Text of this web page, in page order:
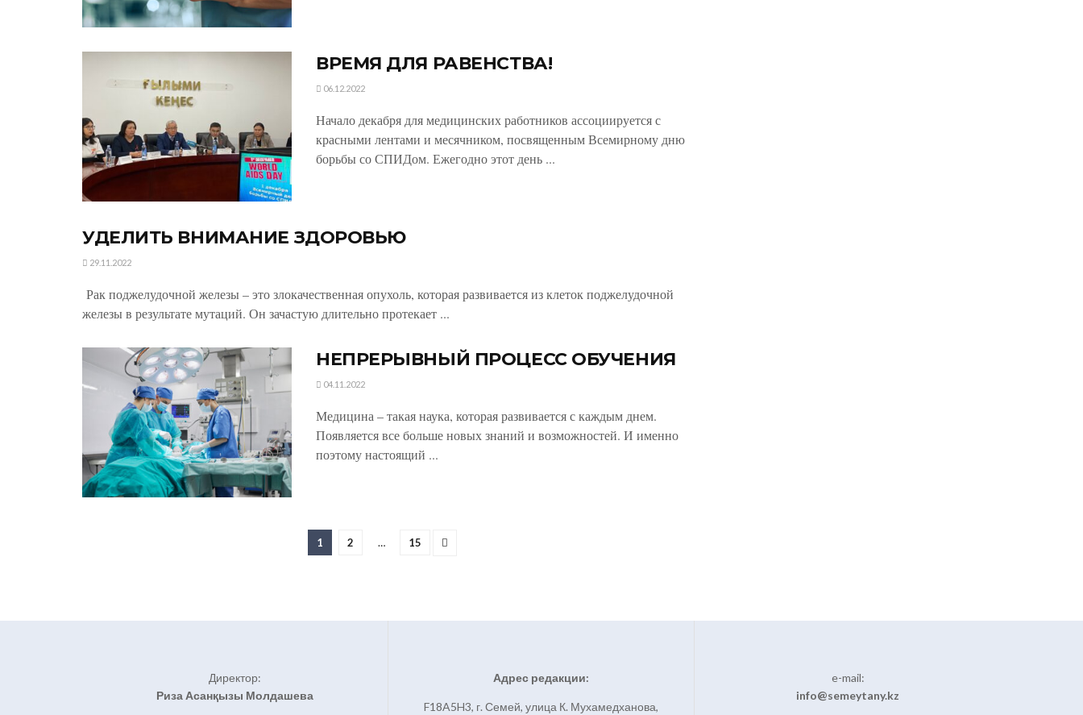
ВРЕМЯ ДЛЯ РАВЕНСТВА!
06.12.2022
Начало декабря для медицинских работников ассоциируется с
красными лентами и месячником, посвященным Всемирному дню
борьбы со СПИДом. Ежегодно этот день ...
УДЕЛИТЬ ВНИМАНИЕ ЗДОРОВЬЮ
29.11.2022
Рак поджелудочной железы – это злокачественная опухоль, которая развивается из клеток поджелудочной
железы в результате мутаций. Он зачастую длительно протекает ...
НЕПРЕРЫВНЫЙ ПРОЦЕСС ОБУЧЕНИЯ
04.11.2022
Медицина – такая наука, которая развивается с каждым днем.
Появляется все больше новых знаний и возможностей. И именно
поэтому настоящий ...
1 2 … 15
Директор:
Риза Асанқызы Молдашева
Адрес редакции:
F18A5H3, г. Семей, улица К. Мухамедханова,
e-mail:
info@semeytany.kz